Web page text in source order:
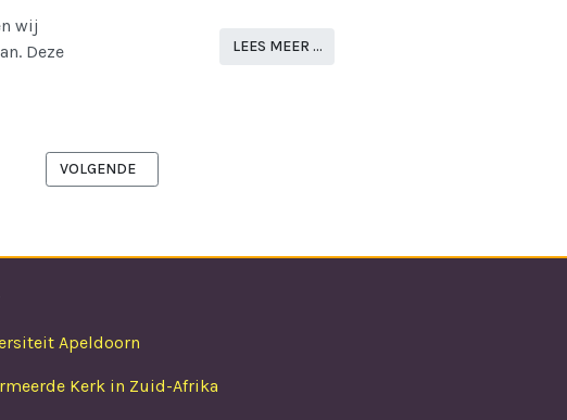
wij
Deze
VOLGENDE ARTIKEL: NADERE KENNISMAKING
VOLGENDE
LEES MEER …
Apeldoorn
Kerk in Zuid-Afrika